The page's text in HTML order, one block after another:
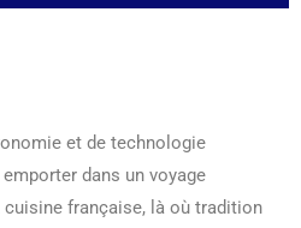
et de technologie
dans un voyage
française, là où tradition